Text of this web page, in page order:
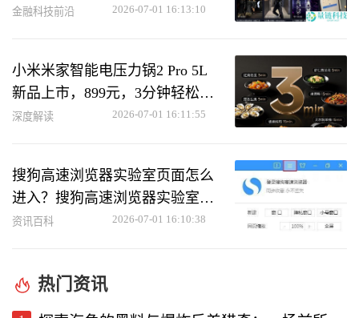
金融科技前沿 2026-07-01 16:13:10
小米米家智能电压力锅2 Pro 5L
新品上市，899元，3分钟轻松做
美味菜肴
深度解读 2026-07-01 16:11:55
搜狗高速浏览器实验室页面怎么
进入？搜狗高速浏览器实验室页
面进入方法
资讯百科 2026-07-01 16:10:38
热门资讯